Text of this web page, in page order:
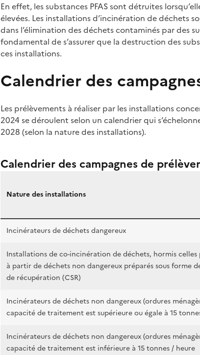
En effet, les substances PFAS sont détruites
élevées. Les installations d’incinération de déchets
dans l’élimination des déchets contaminés par des
fondamental de s’assurer que la destruction des
ces installations.
Calendrier des
Les prélèvements à réaliser par les installations
2024 se déroulent selon un calendrier qui
2028 (selon la nature des installations).
Calendrier des campagnes de
Nature des installations
Incinérateurs de déchets dangereux
Installations de co-incinération de déchets, hormis celles
à partir de déchets non dangereux préparés sous forme
de récupération (CSR)
Incinérateurs de déchets non dangereux (ordures
capacité de traitement est supérieure ou égale à 15
Incinérateurs de déchets non dangereux (ordures
capacité de traitement est inférieure à 15 tonnes / heure